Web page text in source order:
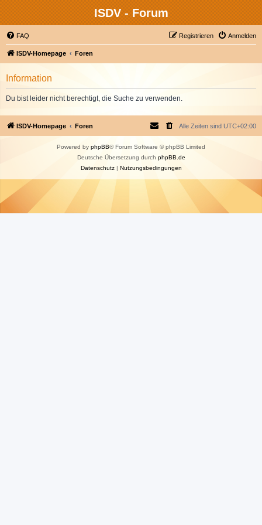
ISDV - Forum
FAQ Anmelden
Registrieren
ISDV-Homepage Foren
Information
Du bist leider nicht berechtigt, die Suche zu verwenden.
ISDV-Homepage Foren Alle Zeiten sind UTC+02:00
Powered by phpBB® Forum Software © phpBB Limited
Deutsche Übersetzung durch phpBB.de
Datenschutz| Nutzungsbedingungen